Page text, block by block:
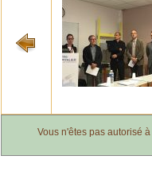
Vous n'êtes pas autorisé